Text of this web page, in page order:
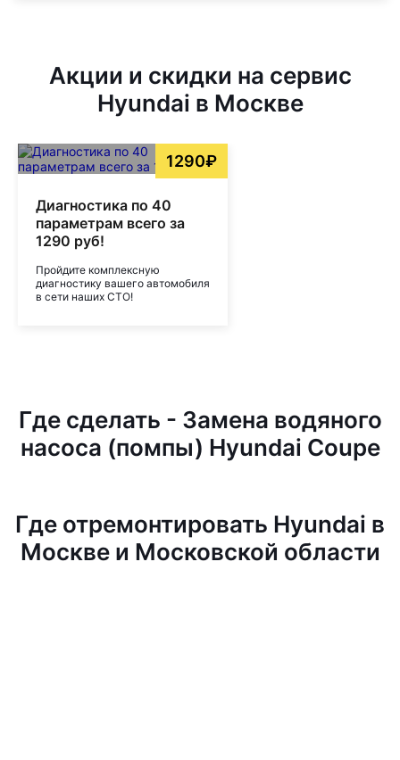
Акции и скидки на сервис
Hyundai в Москве
1290₽
Диагностика по 40
параметрам всего за
1290 руб!
Пройдите комплексную
диагностику вашего автомобиля
в сети наших СТО!
Где сделать - Замена водяного
насоса (помпы) Hyundai Coupe
Где отремонтировать Hyundai в
Москве и Московской области